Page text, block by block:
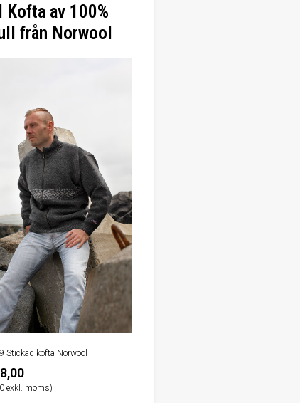
Kofta av 100%
från Norwool
Stickad kofta Norwool
exkl. moms)